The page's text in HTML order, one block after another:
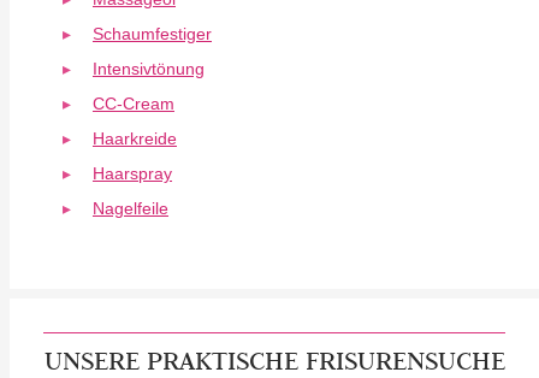
Schaumfestiger
Intensivtönung
CC-Cream
Haarkreide
Haarspray
Nagelfeile
UNSERE PRAKTISCHE FRISURENSUCHE